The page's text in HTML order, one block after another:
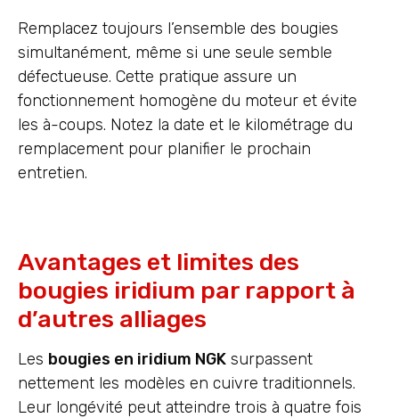
Remplacez toujours l’ensemble des bougies
simultanément, même si une seule semble
défectueuse. Cette pratique assure un
fonctionnement homogène du moteur et évite
les à-coups. Notez la date et le kilométrage du
remplacement pour planifier le prochain
entretien.
Avantages et limites des
bougies iridium par rapport à
d’autres alliages
Les bougies en iridium NGK surpassent
nettement les modèles en cuivre traditionnels.
Leur longévité peut atteindre trois à quatre fois